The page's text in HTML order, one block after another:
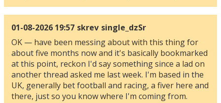
01-08-2026 19:57 skrev single_dzSr
OK — have been messing about with this thing for
about five months now and it's basically bookmarked
at this point, reckon I'd say something since a lad on
another thread asked me last week. I'm based in the
UK, generally bet football and racing, a fiver here and
there, just so you know where I'm coming from.